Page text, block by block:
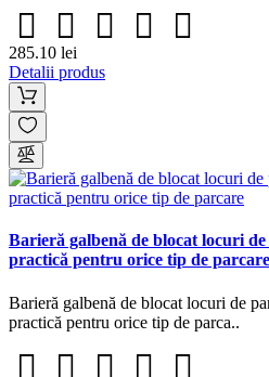
285.10 lei
Detalii produs
Barieră galbenă de blocat locuri
practică pentru orice tip de parcare
Barieră galbenă de blocat locuri de
practică pentru orice tip de parca..